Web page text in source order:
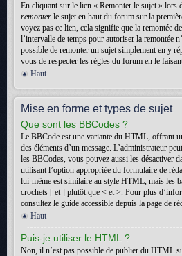
En cliquant sur le lien « Remonter le sujet » lors
remonter le sujet en haut du forum sur la
voyez pas ce lien, cela signifie que la remontée
l’intervalle de temps pour autoriser la remontée
possible de remonter un sujet simplement en y
vous de respecter les règles du forum en le
Haut
Mise en forme et types de sujet
Que sont les BBCodes ?
Le BBCode est une variante du HTML, offrant
des éléments d’un message. L’administrateur
les BBCodes, vous pouvez aussi les désactiver
utilisant l’option appropriée du formulaire de
lui-même est similaire au style HTML, mais les
crochets [ et ] plutôt que < et >. Pour plus
consultez le guide accessible depuis la page de
Haut
Puis-je utiliser le HTML ?
Non, il n’est pas possible de publier du HTML